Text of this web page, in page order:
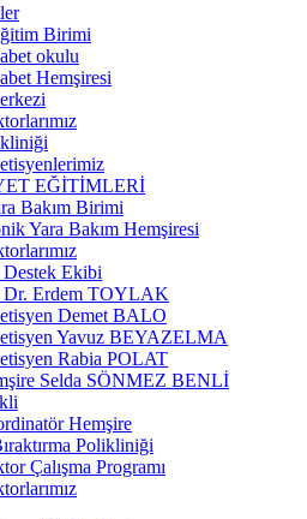
Birimi
okulu
Hemşiresi
EĞİTİMLERİ
Bakım Birimi
Yara Bakım Hemşiresi
Ekibi
Dr. Erdem TOYLAK
Demet BALO
Yavuz BEYAZELMA
Rabia POLAT
Selda SÖNMEZ BENLİ
Hemşire
Polikliniği
Çalışma Programı